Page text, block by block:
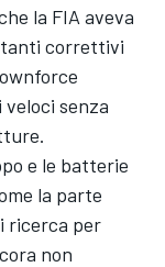
la FIA aveva
correttivi
senza
e le batterie
la parte
ricerca per
non